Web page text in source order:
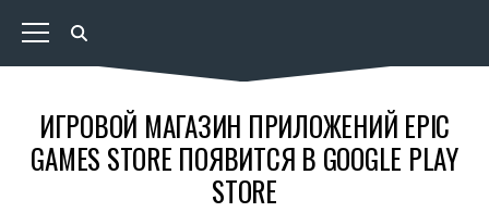
ИГРОВОЙ МАГАЗИН ПРИЛОЖЕНИЙ EPIC
GAMES STORE ПОЯВИТСЯ В GOOGLE PLAY
STORE